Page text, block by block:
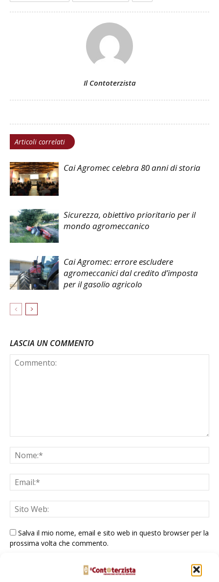
Il Contoterzista
Articoli correlati
Cai Agromec celebra 80 anni di storia
Sicurezza, obiettivo prioritario per il
mondo agromeccanico
Cai Agromec: errore escludere
agromeccanici dal credito d’imposta
per il gasolio agricolo
LASCIA UN COMMENTO
Salva il mio nome, email e sito web in questo browser per la
prossima volta che commento.